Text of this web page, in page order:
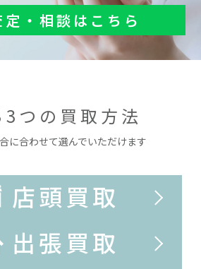
・相談はこちら
3つの買取方法
に合わせて選んでいただけます
店頭買取
出張買取